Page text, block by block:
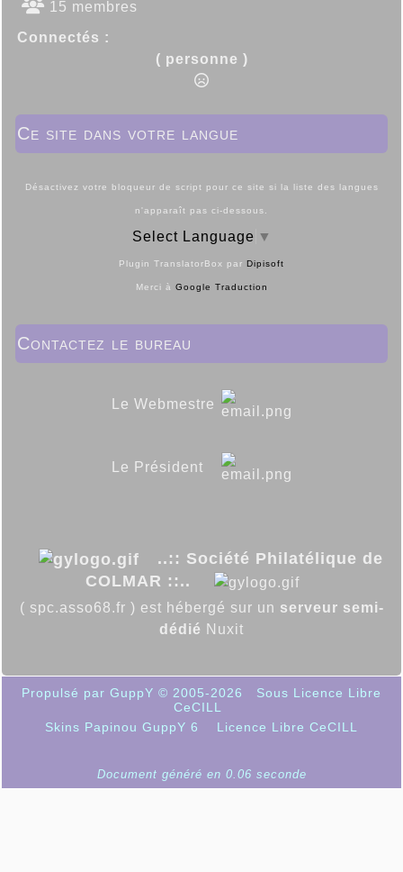
15 membres
Connectés :
( personne )
Ce site dans votre langue
Désactivez votre bloqueur de script pour ce site si la liste des langues
n'apparaît pas ci-dessous.
Select Language ▼
Plugin TranslatorBox par Dipisoft
Merci à Google Traduction
Contactez le bureau
Le Webmestre
Le Président
..:: Société Philatélique de
COLMAR ::..
( spc.asso68.fr ) est hébergé sur un serveur semi-
dédié Nuxit
Propulsé par GuppY © 2005-2026
Sous Licence Libre
CeCILL
Skins Papinou GuppY 6
Licence Libre CeCILL
Document généré en 0.06 seconde